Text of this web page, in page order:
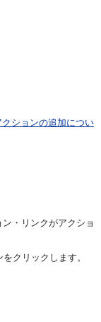
ションの追加につい
・リンクがアクショ
をクリックします。